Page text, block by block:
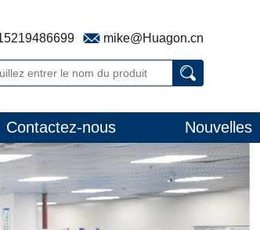
mike@Huagon.cn
Contactez-nous Nouvelles